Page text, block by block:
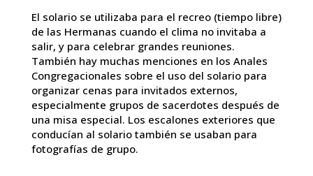
El solario se utilizaba para el recreo (tiempo libre)
de las Hermanas cuando el clima no invitaba a
salir, y para celebrar grandes reuniones.
También hay muchas menciones en los Anales
Congregacionales sobre el uso del solario para
organizar cenas para invitados externos,
especialmente grupos de sacerdotes después de
una misa especial. Los escalones exteriores que
conducían al solario también se usaban para
fotografías de grupo.